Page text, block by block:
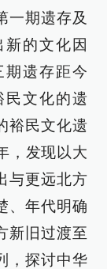
一期遗存及
的文化因
遗存距今
民文化的遗
裕民文化遗
，发现以大
与更远北方
、年代明确
新旧过渡至
，探讨中华